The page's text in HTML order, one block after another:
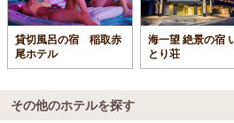
貸切風呂の宿 稲取赤
尾ホテル
海一望 絶景の宿
とり荘
その他のホテルを探す